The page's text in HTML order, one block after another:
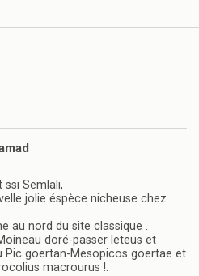
ssi Semlali,
jolie éspèce nicheuse chez
au nord du site classique .
doré-passer leteus et
Pic goertan-Mesopicos goertae et
macrourus !.